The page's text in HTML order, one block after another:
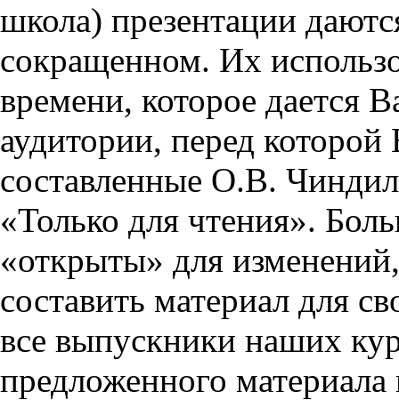
школа) презентации
сокращенном. Их
времени, которое дается
аудитории, перед
составленные О.В.
«Только для чтения».
«открыты» для
составить материал для
все выпускники наших
предложенного